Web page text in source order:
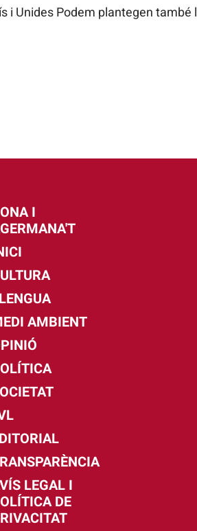
i Unides Podem plantegen també
I
AMBIENT
LEGAL I
DE